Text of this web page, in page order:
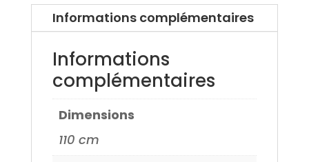
2
07>
Informations complémentaires
Informations
complémentaires
Dimensions
110 cm